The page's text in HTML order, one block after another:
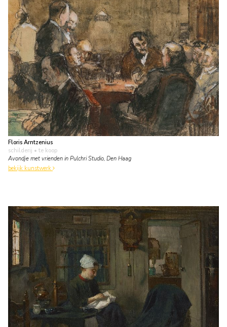
Floris Arntzenius
schilderij • te koop
Avondje met vrienden in Pulchri Studio, Den Haag
bekijk kunstwerk